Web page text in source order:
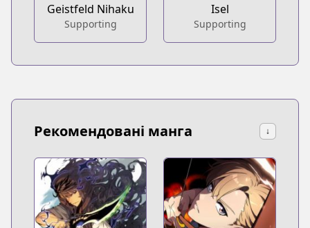
Geistfeld Nihaku
Supporting
Isel
Supporting
Рекомендовані манга ↓